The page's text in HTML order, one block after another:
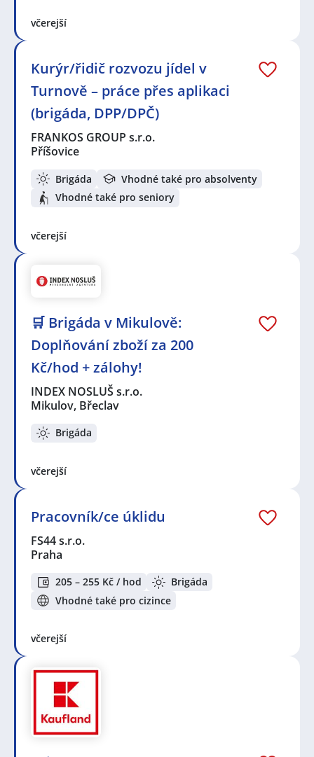
včerejší
Kurýr/řidič rozvozu jídel v
Turnově – práce přes aplikaci
(brigáda, DPP/DPČ)
FRANKOS GROUP s.r.o.
Příšovice
Brigáda
Vhodné také pro absolventy
Vhodné také pro seniory
včerejší
🛒 Brigáda v Mikulově:
Doplňování zboží za 200
Kč/hod + zálohy!
INDEX NOSLUŠ s.r.o.
Mikulov, Břeclav
Brigáda
včerejší
Pracovník/ce úklidu
FS44 s.r.o.
Praha
205 – 255 Kč / hod
Brigáda
Vhodné také pro cizince
včerejší